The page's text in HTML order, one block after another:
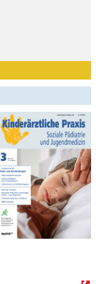
Dann klicken